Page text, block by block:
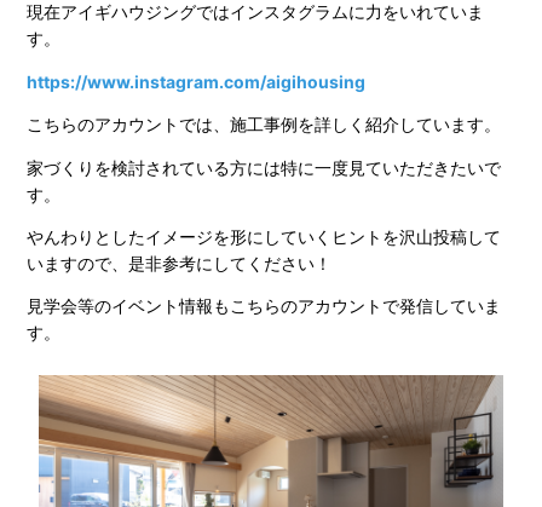
現在アイギハウジングではインスタグラムに力をいれていま
す。
https://www.instagram.com/aigihousing
こちらのアカウントでは、施工事例を詳しく紹介しています。
家づくりを検討されている方には特に一度見ていただきたいで
す。
やんわりとしたイメージを形にしていくヒントを沢山投稿して
いますので、是非参考にしてください！
見学会等のイベント情報もこちらのアカウントで発信していま
す。